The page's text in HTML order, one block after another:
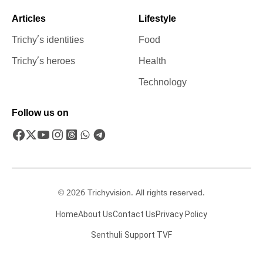
Articles
Trichy’s identities
Trichy’s heroes
Lifestyle
Food
Health
Technology
Follow us on
© 2026 Trichyvision. All rights reserved.
HomeAbout UsContact UsPrivacy Policy
Senthuli Support TVF